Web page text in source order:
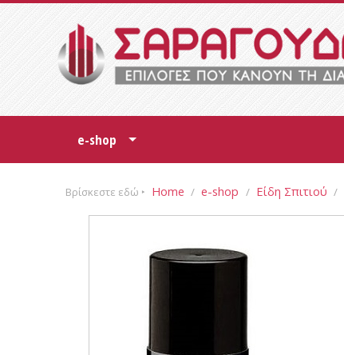
e-shop
Βρίσκεστε εδώ ‣ Home / e-shop / Είδη Σπιτιού /